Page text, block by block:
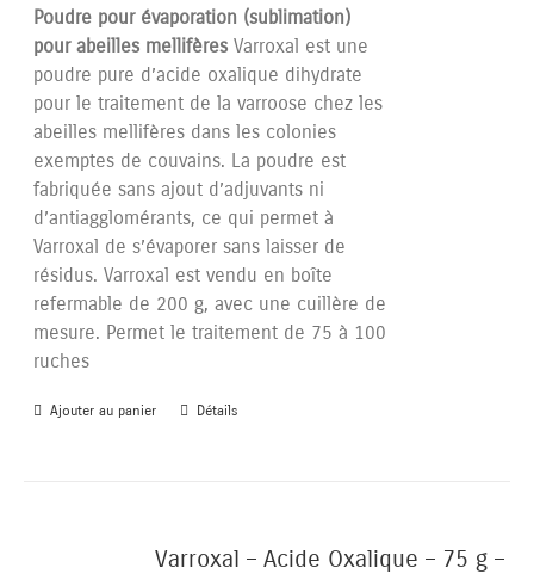
Poudre pour évaporation (sublimation)
pour abeilles mellifères Varroxal est une
poudre pure d’acide oxalique dihydrate
pour le traitement de la varroose chez les
abeilles mellifères dans les colonies
exemptes de couvains. La poudre est
fabriquée sans ajout d’adjuvants ni
d’antiagglomérants, ce qui permet à
Varroxal de s’évaporer sans laisser de
résidus. Varroxal est vendu en boîte
refermable de 200 g, avec une cuillère de
mesure. Permet le traitement de 75 à 100
ruches
Ajouter au panier Détails
Varroxal – Acide Oxalique – 75 g –